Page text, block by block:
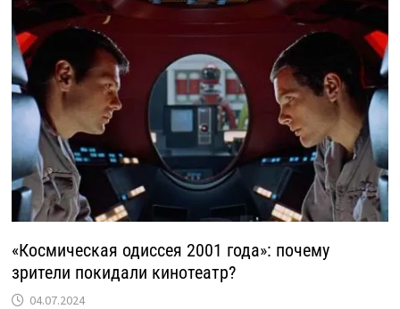
«Космическая одиссея 2001 года»: почему
зрители покидали кинотеатр?
04.07.2024